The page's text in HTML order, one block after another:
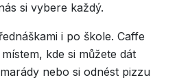
si vybere každý.
i po škole. Caffe
kde si můžete dát
nebo si odnést pizzu